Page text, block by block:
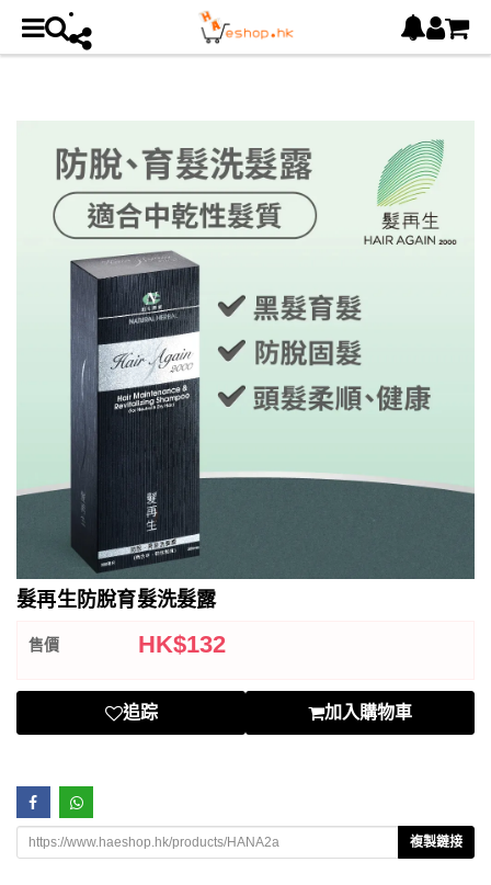
髮再生防脫育髮洗髮露
售價 HK$132
追踪 加入購物車
複製鏈接